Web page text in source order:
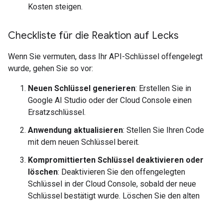
Kosten steigen.
Checkliste für die Reaktion auf Lecks
Wenn Sie vermuten, dass Ihr API-Schlüssel offengelegt
wurde, gehen Sie so vor:
Neuen Schlüssel generieren: Erstellen Sie in
Google AI Studio oder der Cloud Console einen
Ersatzschlüssel.
Anwendung aktualisieren: Stellen Sie Ihren Code
mit dem neuen Schlüssel bereit.
Kompromittierten Schlüssel deaktivieren oder
löschen: Deaktivieren Sie den offengelegten
Schlüssel in der Cloud Console, sobald der neue
Schlüssel bestätigt wurde. Löschen Sie den alten